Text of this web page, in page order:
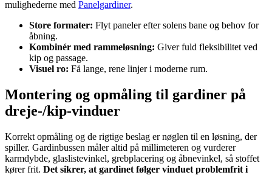
mulighederne med Panelgardiner.
Store formater: Flyt paneler efter solens bane og behov for
åbning.
Kombinér med rammeløsning: Giver fuld fleksibilitet ved
kip og passage.
Visuel ro: Få lange, rene linjer i moderne rum.
Montering og opmåling til gardiner på
dreje-/kip-vinduer
Korrekt opmåling og de rigtige beslag er nøglen til en løsning, der
spiller. Gardinbussen måler altid på millimeteren og vurderer
karmdybde, glaslistevinkel, grebplacering og åbnevinkel, så stoffet
kører frit. Det sikrer, at gardinet følger vinduet problemfrit i